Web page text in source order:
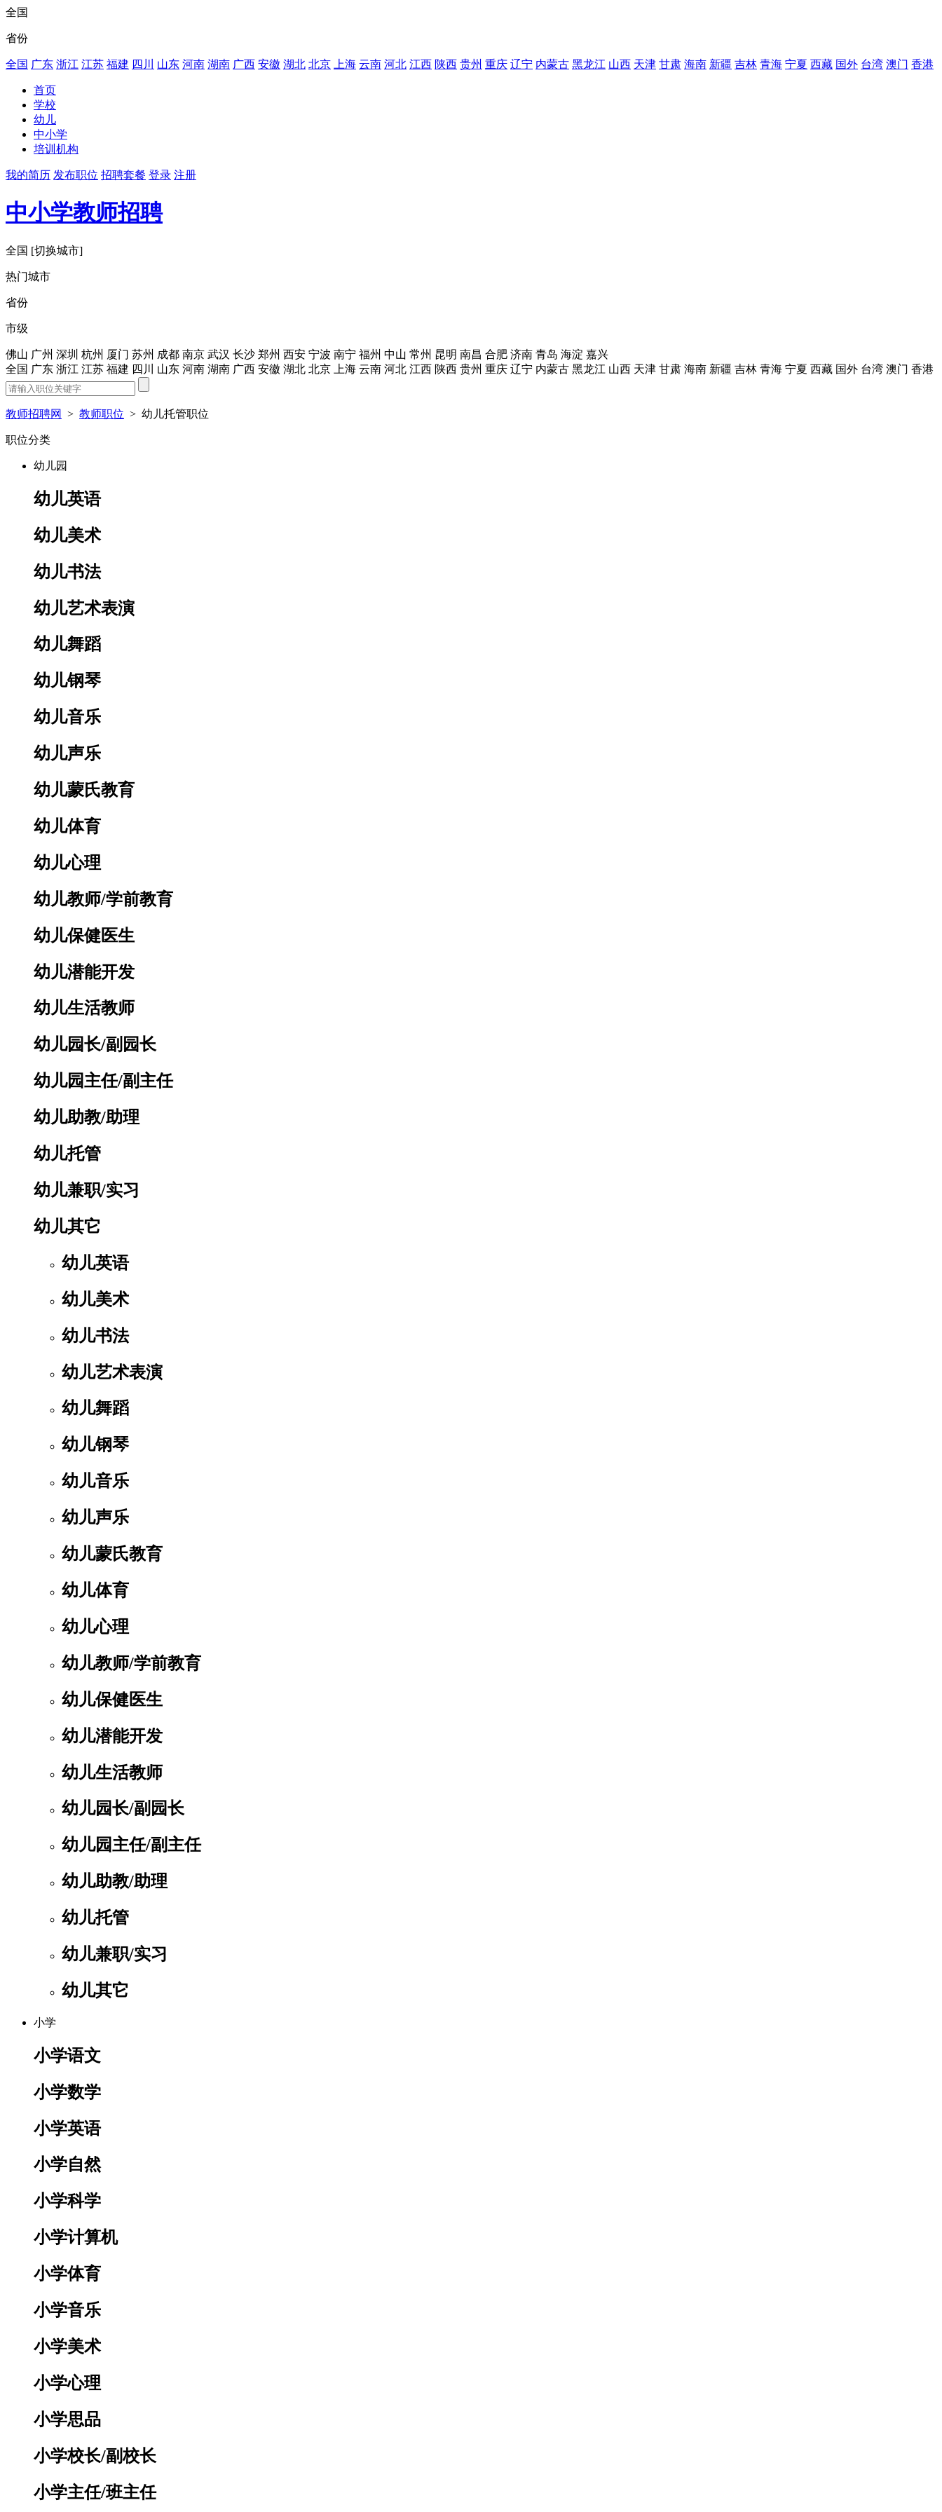
全国
省份
全国 广东 浙江 江苏 福建 四川 山东 河南 湖南 广西 安徽 湖北 北京 上海 云南 河北 江西 陕西 贵州 重庆 辽宁 内蒙古 黑龙江 山西 天津 甘肃 海南 新疆 吉林 青海 宁夏 西藏 国外 台湾 澳门 香港
首页
学校
幼儿
中小学
培训机构
我的简历 发布职位 招聘套餐 登录 注册
中小学教师招聘
全国 [切换城市]
热门城市
省份
市级
佛山 广州 深圳 杭州 厦门 苏州 成都 南京 武汉 长沙 郑州 西安 宁波 南宁 福州 中山 常州 昆明 南昌 合肥 济南 青岛 海淀 嘉兴
全国 广东 浙江 江苏 福建 四川 山东 河南 湖南 广西 安徽 湖北 北京 上海 云南 河北 江西 陕西 贵州 重庆 辽宁 内蒙古 黑龙江 山西 天津 甘肃 海南 新疆 吉林 青海 宁夏 西藏 国外 台湾 澳门 香港
教师招聘网 > 教师职位 > 幼儿托管职位
职位分类
幼儿园
幼儿英语
幼儿美术
幼儿书法
幼儿艺术表演
幼儿舞蹈
幼儿钢琴
幼儿音乐
幼儿声乐
幼儿蒙氏教育
幼儿体育
幼儿心理
幼儿教师/学前教育
幼儿保健医生
幼儿潜能开发
幼儿生活教师
幼儿园长/副园长
幼儿园主任/副主任
幼儿助教/助理
幼儿托管
幼儿兼职/实习
幼儿其它
幼儿英语
幼儿美术
幼儿书法
幼儿艺术表演
幼儿舞蹈
幼儿钢琴
幼儿音乐
幼儿声乐
幼儿蒙氏教育
幼儿体育
幼儿心理
幼儿教师/学前教育
幼儿保健医生
幼儿潜能开发
幼儿生活教师
幼儿园长/副园长
幼儿园主任/副主任
幼儿助教/助理
幼儿托管
幼儿兼职/实习
幼儿其它
小学
小学语文
小学数学
小学英语
小学自然
小学科学
小学计算机
小学体育
小学音乐
小学美术
小学心理
小学思品
小学校长/副校长
小学主任/班主任